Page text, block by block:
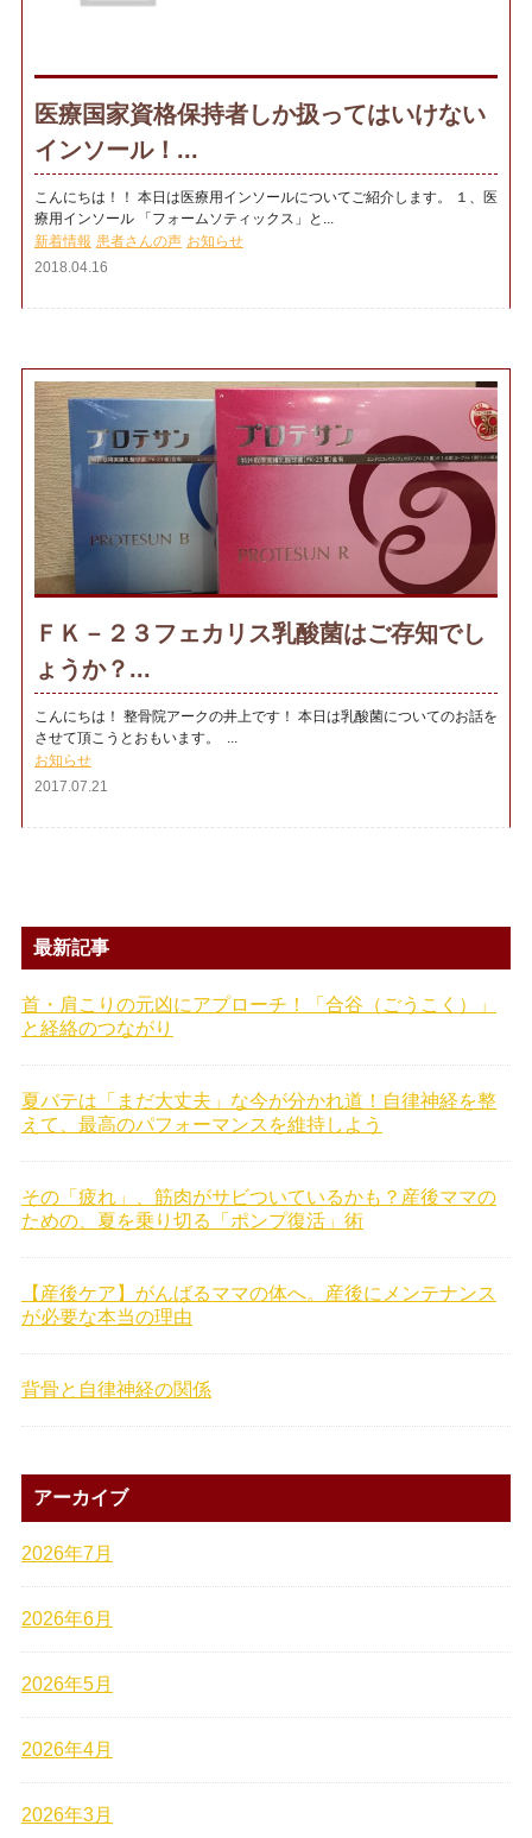
医療国家資格保持者しか扱ってはいけない
インソール！...
こんにちは！！ 本日は医療用インソールについてご紹介します。 １、医
療用インソール 「フォームソティックス」と...
新着情報 患者さんの声 お知らせ
2018.04.16
ＦＫ－２３フェカリス乳酸菌はご存知でし
ょうか？...
こんにちは！ 整骨院アークの井上です！ 本日は乳酸菌についてのお話を
させて頂こうとおもいます。 ...
お知らせ
2017.07.21
最新記事
首・肩こりの元凶にアプローチ！「合谷（ごうこく）」
と経絡のつながり
夏バテは「まだ大丈夫」な今が分かれ道！自律神経を整
えて、最高のパフォーマンスを維持しよう
その「疲れ」、筋肉がサビついているかも？産後ママの
ための、夏を乗り切る「ポンプ復活」術
【産後ケア】がんばるママの体へ。産後にメンテナンス
が必要な本当の理由
背骨と自律神経の関係
アーカイブ
2026年7月
2026年6月
2026年5月
2026年4月
2026年3月